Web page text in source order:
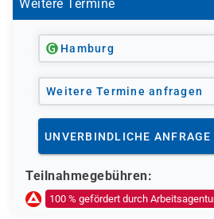
Weitere Termine
Hamburg
Weitere Termine anfragen
UNVERBINDLICHE ANFRAGE
Teilnahmegebühren:
100 % gefördert durch